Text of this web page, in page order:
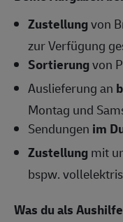
Zustellungvon
zur Verfügung
Sortierungvon
Auslieferung an
Montag und
Sendungen im
Zustellungmit
bspw.
Was du als